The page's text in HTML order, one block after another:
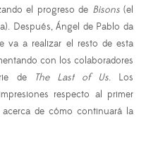
el progreso de Bisons(el
Después, Ángel de Pablo da
va a realizar el resto de esta
con los colaboradores
de
The Last of Us. Los
respecto al primer
de cómo continuará la